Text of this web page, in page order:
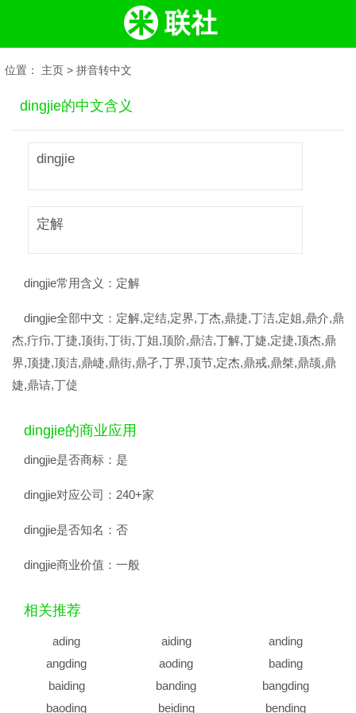
位置： 主页 > 拼音转中文
dingjie的中文含义
dingjie
定解
dingjie常用含义： 定解
dingjie全部中文： 定解,定结,定界,丁杰,鼎捷,丁洁,定姐,鼎介,鼎
杰,疔疖,丁捷,顶街,丁街,丁姐,顶阶,鼎洁,丁解,丁婕,定捷,顶杰,鼎
界,顶捷,顶洁,鼎崨,鼎街,鼎孑,丁界,顶节,定杰,鼎戒,鼎桀,鼎颉,鼎
婕,鼎诘,丁偼
dingjie的商业应用
dingjie是否商标： 是
dingjie对应公司： 240+家
dingjie是否知名： 否
dingjie商业价值： 一般
相关推荐
ading aiding
anding
angding
aoding
bading
baiding
banding
bangding
baoding
beiding bending